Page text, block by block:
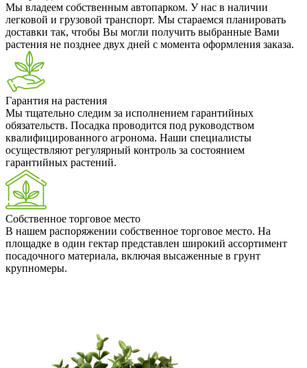
Мы владеем собственным автопарком. У нас в наличии
легковой и грузовой транспорт. Мы стараемся планировать
доставки так, чтобы Вы могли получить выбранные Вами
растения не позднее двух дней с момента оформления заказа.
Гарантия на растения
Мы тщательно следим за исполнением гарантийных
обязательств. Посадка проводится под руководством
квалифицированного агронома. Наши специалисты
осуществляют регулярный контроль за состоянием
гарантийных растений.
Собственное торговое место
В нашем распоряжении собственное торговое место. На
площадке в один гектар представлен широкий ассортимент
посадочного материала, включая высаженные в грунт
крупномеры.